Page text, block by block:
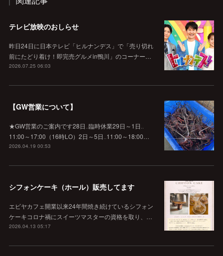
テレビ放映のおしらせ
昨日24日に日本テレビ「ヒルナンデス」で「売り切れ
前にたどり着け！即完売グルメin鴨川」のコーナー…
2026.07.25 06:03
【GW営業について】
★GW営業のご案内です28日‥臨時休業29日～1日‥
11:00～17:00（16時LO）2日～5日‥11:00～18:00…
2026.04.19 00:53
シフォンケーキ（ホール）販売してます
エビヤカフェ開業以来24年間焼き続けているシフォン
ケーキコロナ禍にスイーツマスターの資格を取り、…
2026.04.13 05:17